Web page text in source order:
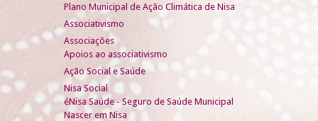
Plano Municipal de Ação Climática de Nisa
Associativismo
Associações
Apoios ao associativismo
Ação Social e Saúde
Nisa Social
éNisa Saúde - Seguro de Saúde Municipal
Nascer em Nisa